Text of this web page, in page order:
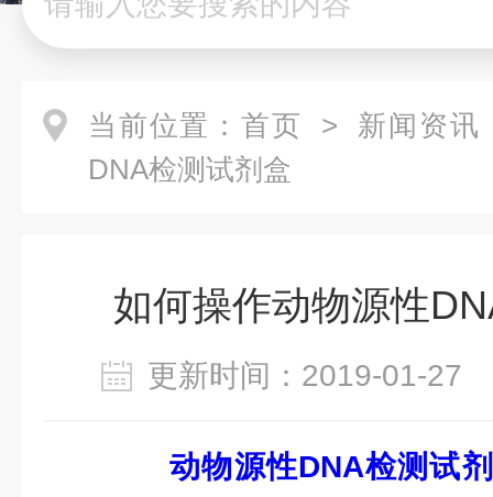
当前位置： 首页 > 新闻资讯
DNA检测试剂盒
如何操作动物源性
更新时间：2019-01-
动物源性DNA检测试